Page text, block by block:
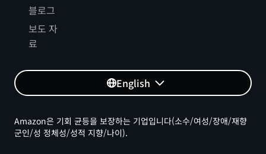
블로그
보도 자
료
English
Amazon은 기회 균등을 보장하는 기업입니다(소수/여성/장애/재향
군인/성 정체성/성적 지향/나이).